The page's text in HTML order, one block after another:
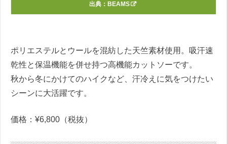
出典： BEAMS
ポリエステルとウールを混紡した天竺素材使用。吸汗速
乾性と保温機能を併せ持つ高機能カットソーです。
秋から冬にかけてのハイクなど、汗冷えに気をつけたい
シーンに大活躍です。
価格：¥6,800（税抜）